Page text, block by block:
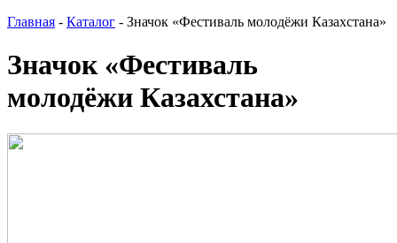
Главная - Каталог - Значок «Фестиваль молодёжи Казахстана»
Значок «Фестиваль
молодёжи Казахстана»